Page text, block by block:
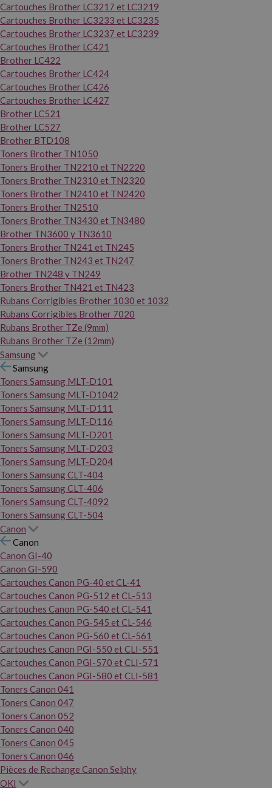
Cartouches Brother LC3217 et LC3219
Cartouches Brother LC3233 et LC3235
Cartouches Brother LC3237 et LC3239
Cartouches Brother LC421
Brother LC422
Cartouches Brother LC424
Cartouches Brother LC426
Cartouches Brother LC427
Brother LC521
Brother LC527
Brother BTD108
Toners Brother TN1050
Toners Brother TN2210 et TN2220
Toners Brother TN2310 et TN2320
Toners Brother TN2410 et TN2420
Toners Brother TN2510
Toners Brother TN3430 et TN3480
Brother TN3600 y TN3610
Toners Brother TN241 et TN245
Toners Brother TN243 et TN247
Brother TN248 y TN249
Toners Brother TN421 et TN423
Rubans Corrigibles Brother 1030 et 1032
Rubans Corrigibles Brother 7020
Rubans Brother TZe (9mm)
Rubans Brother TZe (12mm)
Samsung
Samsung
Toners Samsung MLT-D101
Toners Samsung MLT-D1042
Toners Samsung MLT-D111
Toners Samsung MLT-D116
Toners Samsung MLT-D201
Toners Samsung MLT-D203
Toners Samsung MLT-D204
Toners Samsung CLT-404
Toners Samsung CLT-406
Toners Samsung CLT-4092
Toners Samsung CLT-504
Canon
Canon
Canon GI-40
Canon GI-590
Cartouches Canon PG-40 et CL-41
Cartouches Canon PG-512 et CL-513
Cartouches Canon PG-540 et CL-541
Cartouches Canon PG-545 et CL-546
Cartouches Canon PG-560 et CL-561
Cartouches Canon PGI-550 et CLI-551
Cartouches Canon PGI-570 et CLI-571
Cartouches Canon PGI-580 et CLI-581
Toners Canon 041
Toners Canon 047
Toners Canon 052
Toners Canon 040
Toners Canon 045
Toners Canon 046
Pièces de Rechange Canon Selphy
OKI